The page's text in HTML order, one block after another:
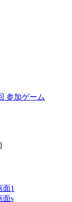
参加ゲーム